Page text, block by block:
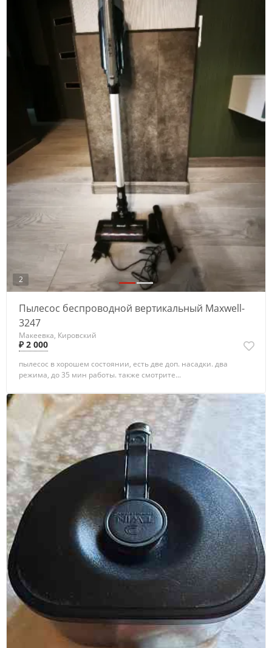
2
Пылесос беспроводной вертикальный Maxwell-
3247
Макеевка, Кировский
₽ 2 000
пылесос в хорошем состоянии, есть две доп. насадки. два
режима, до 35 мин работы. также смотрите...